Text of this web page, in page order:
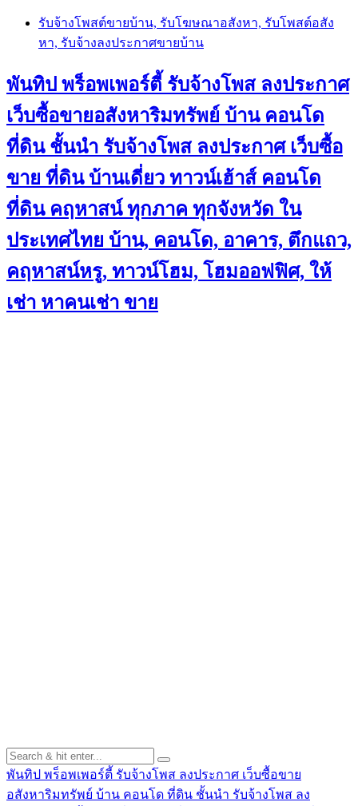
Skip
content
รับจ้างโพสต์ขายบ้าน, รับโฆษณาอสังหา, รับโพสต์อสัง
หา, รับจ้างลงประกาศขายบ้าน
พันทิป พร็อพเพอร์ตี้ รับจ้างโพส ลงประกาศ
เว็บซื้อขายอสังหาริมทรัพย์ บ้าน คอนโด
ที่ดิน ชั้นนำ รับจ้างโพส ลงประกาศ เว็บซื้อ
ขาย ที่ดิน บ้านเดี่ยว ทาวน์เฮ้าส์ คอนโด
ที่ดิน คฤหาสน์ ทุกภาค ทุกจังหวัด ใน
ประเทศไทย บ้าน, คอนโด, อาคาร, ตึกแถว,
คฤหาสน์หรู, ทาวน์โฮม, โฮมออฟฟิศ, ให้
เช่า หาคนเช่า ขาย
พันทิป พร็อพเพอร์ตี้ รับจ้างโพส ลงประกาศ เว็บซื้อขาย
อสังหาริมทรัพย์ บ้าน คอนโด ที่ดิน ชั้นนำ รับจ้างโพส ลง